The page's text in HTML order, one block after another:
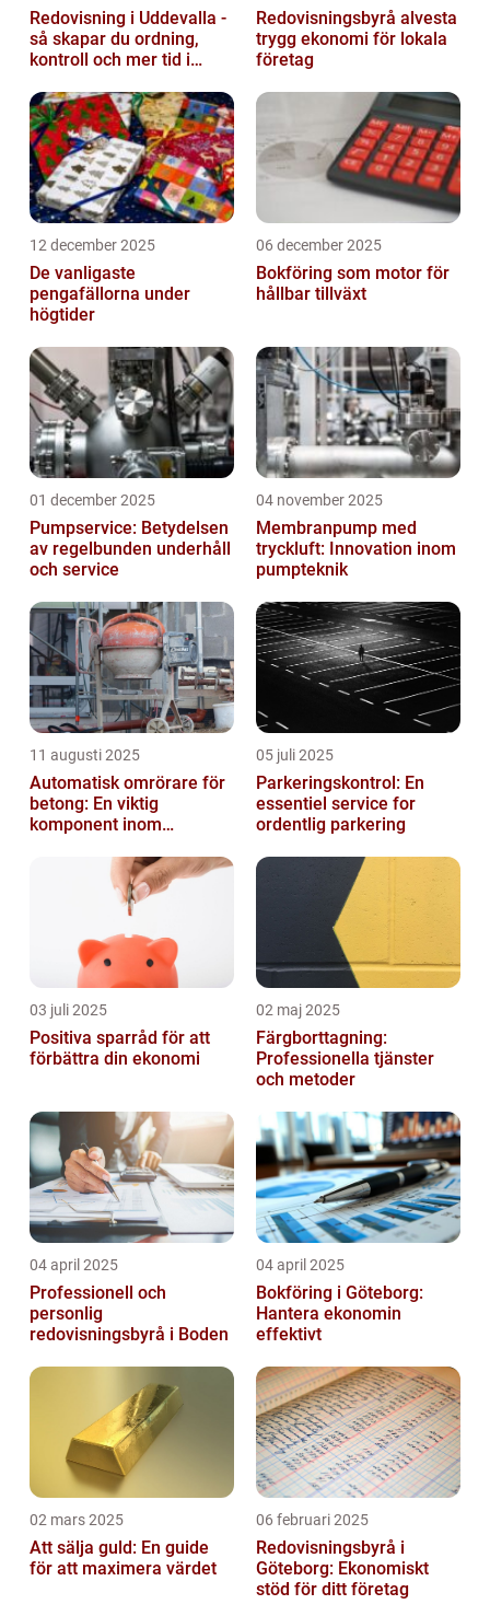
Redovisning i Uddevalla -
så skapar du ordning,
kontroll och mer tid i
Redovisningsbyrå alvesta
trygg ekonomi för lokala
företag
12 december 2025
De vanligaste
pengafällorna under
högtider
06 december 2025
Bokföring som motor för
hållbar tillväxt
01 december 2025
Pumpservice: Betydelsen
av regelbunden underhåll
och service
04 november 2025
Membranpump med
tryckluft: Innovation inom
pumpteknik
11 augusti 2025
Automatisk omrörare för
betong: En viktig
komponent inom
05 juli 2025
Parkeringskontrol: En
essentiel service for
ordentlig parkering
03 juli 2025
Positiva sparråd för att
förbättra din ekonomi
02 maj 2025
Färgborttagning:
Professionella tjänster
och metoder
04 april 2025
Professionell och
personlig
redovisningsbyrå i Boden
04 april 2025
Bokföring i Göteborg:
Hantera ekonomin
effektivt
02 mars 2025
Att sälja guld: En guide
för att maximera värdet
06 februari 2025
Redovisningsbyrå i
Göteborg: Ekonomiskt
stöd för ditt företag